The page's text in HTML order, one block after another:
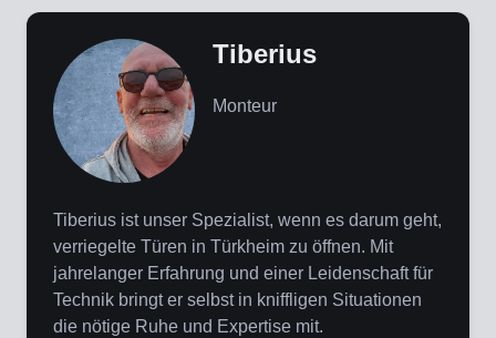
Tiberius
Monteur
Tiberius ist unser Spezialist, wenn es darum geht,
verriegelte Türen in Türkheim zu öffnen. Mit
jahrelanger Erfahrung und einer Leidenschaft für
Technik bringt er selbst in kniffligen Situationen
die nötige Ruhe und Expertise mit.